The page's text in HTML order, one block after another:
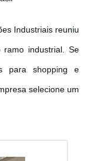
Industriais reuniu
industrial. Se
para shopping e
selecione um